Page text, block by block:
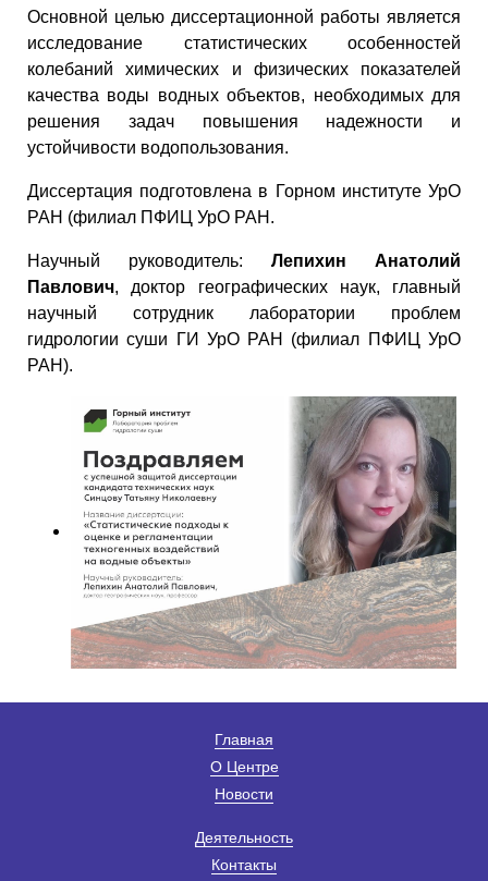
Основной целью диссертационной работы является
исследование статистических особенностей
колебаний химических и физических показателей
качества воды водных объектов, необходимых для
решения задач повышения надежности и
устойчивости водопользования.
Диссертация подготовлена в Горном институте УрО
РАН (филиал ПФИЦ УрО РАН.
Научный руководитель: Лепихин Анатолий
Павлович, доктор географических наук, главный
научный сотрудник лаборатории проблем
гидрологии суши ГИ УрО РАН (филиал ПФИЦ УрО
РАН).
Главная
О Центре
Новости
Деятельность
Контакты